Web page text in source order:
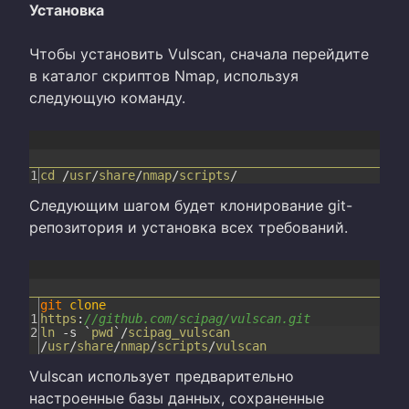
Установка
Чтобы установить Vulscan, сначала перейдите
в каталог скриптов Nmap, используя
следующую команду.
1 cd /usr/share/nmap/scripts/
Следующим шагом будет клонирование git-
репозитория и установка всех требований.
1
2
git clone
https : //github.com/scipag/vulscan.git
ln
-s ` pwd` /scipag_vulscan
/usr/share/nmap/scripts/vulscan
Vulscan использует предварительно
настроенные базы данных, сохраненные